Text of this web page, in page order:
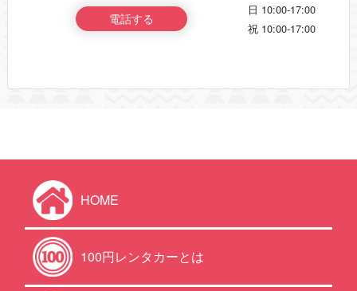
電話する
日 10:00-17:00
祝 10:00-17:00
HOME
100円レンタカーとは